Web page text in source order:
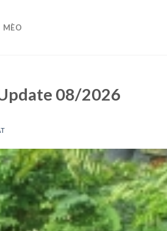
MÈO
08/2026